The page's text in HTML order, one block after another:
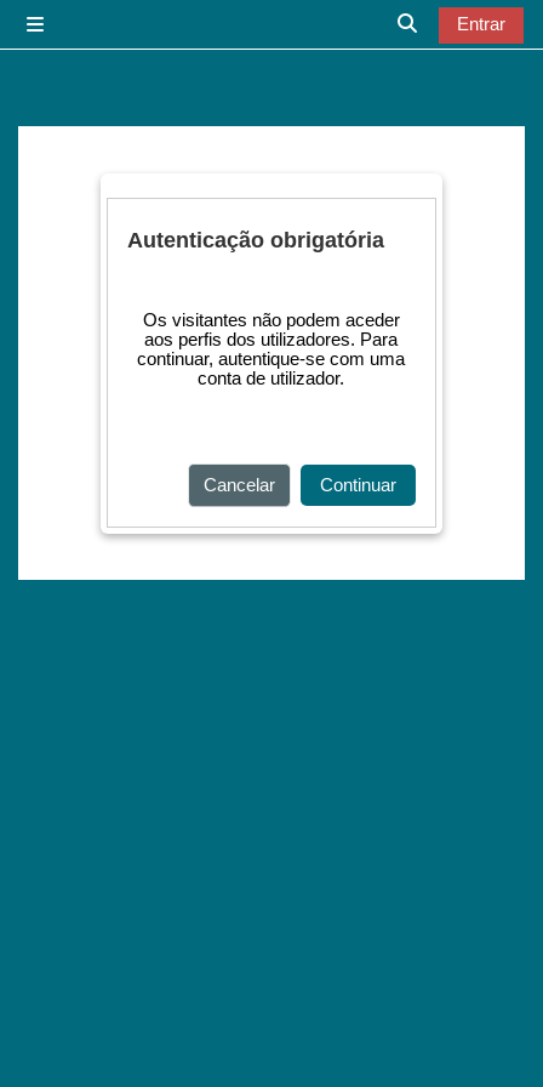
Alternar a
Entrar
Autenticação obrigatória
Os visitantes não podem aceder
aos perfis dos utilizadores. Para
continuar, autentique-se com uma
conta de utilizador.
Cancelar Continuar